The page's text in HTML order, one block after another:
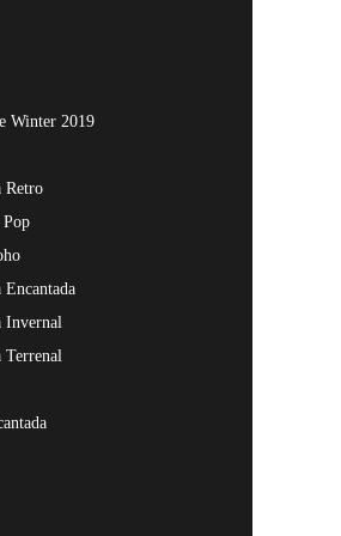
Winter 2019
Retro
Pop
Encantada
Invernal
Terrenal